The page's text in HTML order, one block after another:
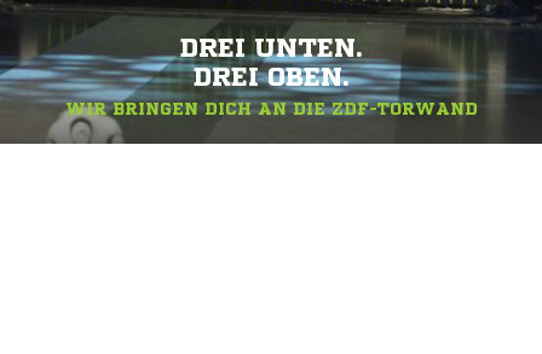
DREI UNTEN.
DREI OBEN.
WIR BRINGEN DICH AN DIE ZDF-TORWAND